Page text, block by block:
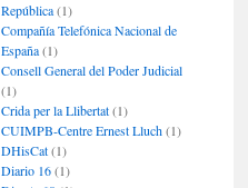
República(1)
Compañía Telefónica Nacional de
España(1)
Consell General del Poder Judicial
(1)
Crida per la Llibertat(1)
CUIMPB-Centre Ernest Lluch(1)
DHisCat(1)
Diario 16(1)